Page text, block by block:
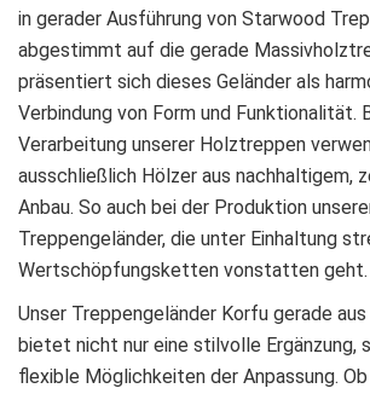
in gerader Ausführung von Starwood
abgestimmt auf die gerade
präsentiert sich dieses Geländer als
Verbindung von Form und Funktionalität.
Verarbeitung unserer Holztreppen
ausschließlich Hölzer aus nachhaltigem,
Anbau. So auch bei der Produktion
Treppengeländer, die unter Einhaltung
Wertschöpfungsketten vonstatten geht.
Unser Treppengeländer Korfu gerade
bietet nicht nur eine stilvolle Ergänzung,
flexible Möglichkeiten der Anpassung.